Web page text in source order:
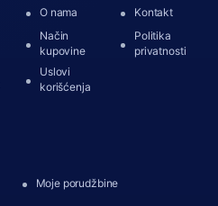
O nama
Kontakt
Način
kupovine
Politika
privatnosti
Uslovi
korišćenja
Moje porudžbine